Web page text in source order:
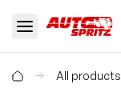
All products